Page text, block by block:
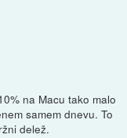
na Macu tako malo
samem dnevu. To
delež.